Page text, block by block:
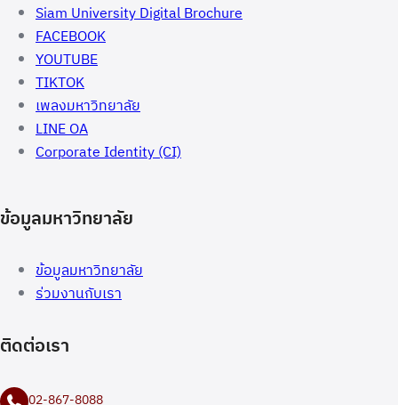
Siam University Digital Brochure
FACEBOOK
YOUTUBE
TIKTOK
เพลงมหาวิทยาลัย
LINE OA
Corporate Identity (CI)
ข้อมูลมหาวิทยาลัย
ข้อมูลมหาวิทยาลัย
ร่วมงานกับเรา
ติดต่อเรา
02-867-8088